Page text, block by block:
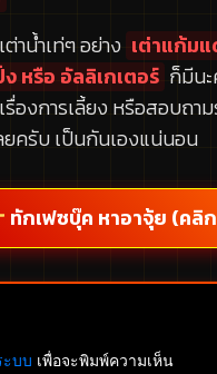
าน้ำเท่ๆ อย่าง เต่าแก้ม
หรือ อัลลิเกเตอร์ ก็มีน
รื่องการเลี้ยง หรือสอบถา
ยครับ เป็นกันเองแน่นอน
ทักเฟซบุ๊ค หาอาจุ้ย (คลิ
ะบบ เพื่อจะพิมพ์ความเห็น